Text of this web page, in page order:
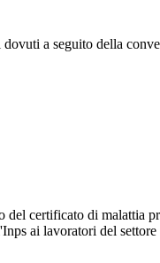
a seguito della
certificato di malattia
ai lavoratori del